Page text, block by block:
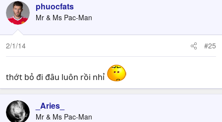
phuocfats
Mr & Ms Pac-Man
2/1/14 #25
thớt bỏ đi đâu luôn rồi nhỉ
_Aries_
Mr & Ms Pac-Man